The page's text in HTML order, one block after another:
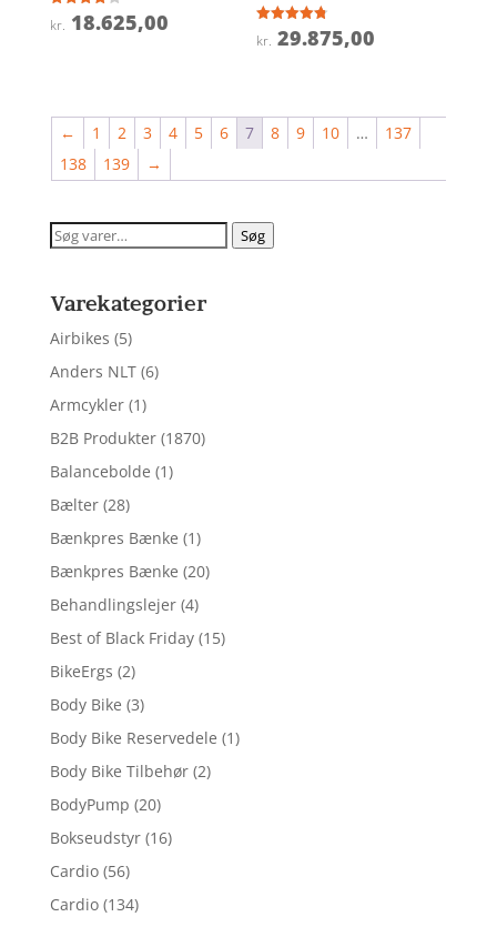
Vurderet
3.9
kr. 18.625,00
Vurderet
4.8
kr. 29.875,00
← 1 2 3 4 5 6 7 8 9 10 …
137
138
139 →
Søg
Søg
Varekategorier
Airbikes (5)
Anders NLT (6)
Armcykler (1)
B2B Produkter (1870)
Balancebolde (1)
Bælter (28)
Bænkpres Bænke (1)
Bænkpres Bænke (20)
Behandlingslejer (4)
Best of Black Friday (15)
BikeErgs (2)
Body Bike (3)
Body Bike Reservedele (1)
Body Bike Tilbehør (2)
BodyPump (20)
Bokseudstyr (16)
Cardio (56)
Cardio (134)